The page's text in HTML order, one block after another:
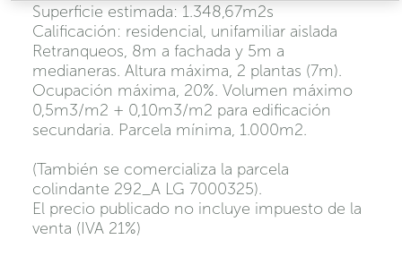
Superficie estimada: 1.348,67m2s
Calificación: residencial, unifamiliar aislada
Retranqueos, 8m a fachada y 5m a
medianeras. Altura máxima, 2 plantas (7m).
Ocupación máxima, 20%. Volumen máximo
0,5m3/m2 + 0,10m3/m2 para edificación
secundaria. Parcela mínima, 1.000m2.
(También se comercializa la parcela
colindante 292_A LG 7000325).
El precio publicado no incluye impuesto de la
venta (IVA 21%)